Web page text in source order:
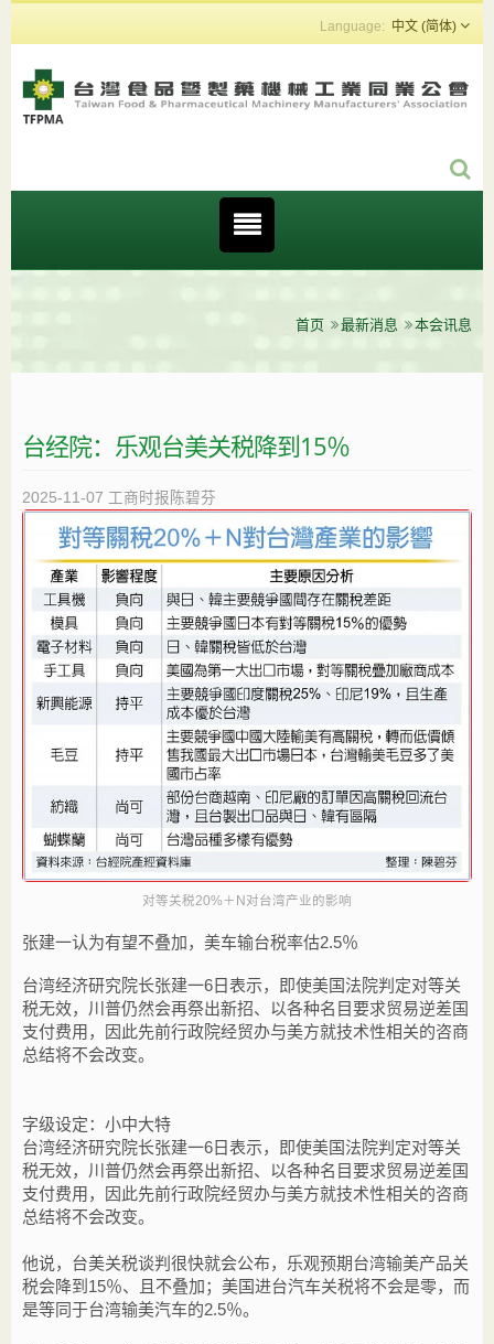
中文 (简体)
首页 最新消息 本会讯息
台经院：乐观台美关税降到15％
2025-11-07 工商时报陈碧芬
对等关税20%＋N对台湾产业的影响
张建一认为有望不叠加，美车输台税率估2.5％
台湾经济研究院长张建一6日表示，即使美国法院判定对等关
税无效，川普仍然会再祭出新招、以各种名目要求贸易逆差国
支付费用，因此先前行政院经贸办与美方就技术性相关的咨商
总结将不会改变。
字级设定：小中大特
台湾经济研究院长张建一6日表示，即使美国法院判定对等关
税无效，川普仍然会再祭出新招、以各种名目要求贸易逆差国
支付费用，因此先前行政院经贸办与美方就技术性相关的咨商
总结将不会改变。
他说，台美关税谈判很快就会公布，乐观预期台湾输美产品关
税会降到15％、且不叠加；美国进台汽车关税将不会是零，而
是等同于台湾输美汽车的2.5％。